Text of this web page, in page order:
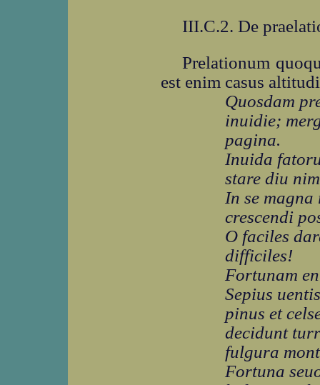
III.C.2. De
Prelationum
est enim casus
Quosdam
inuidie;
pagina.
Inuida
stare diu
In se
crescendi
O faciles
difficiles!
Fortunam
Sepius
pinus et
decidunt
fulgura
Fortuna